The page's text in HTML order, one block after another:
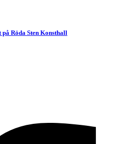
Röda Sten Konsthall